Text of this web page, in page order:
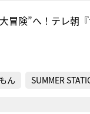
冒険”へ！テレ朝
ん SUMMER